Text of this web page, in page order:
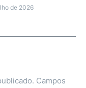
de 2026
Campos